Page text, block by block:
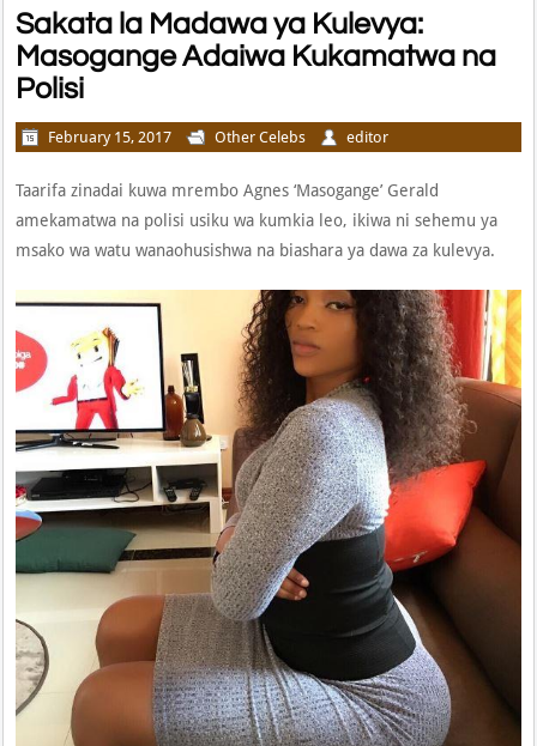
Sakata la Madawa ya Kulevya:
Masogange Adaiwa Kukamatwa na
Polisi
February 15, 2017 Other Celebs editor
Taarifa zinadai kuwa mrembo Agnes ‘Masogange’ Gerald
amekamatwa na polisi usiku wa kumkia leo, ikiwa ni sehemu ya
msako wa watu wanaohusishwa na biashara ya dawa za kulevya.